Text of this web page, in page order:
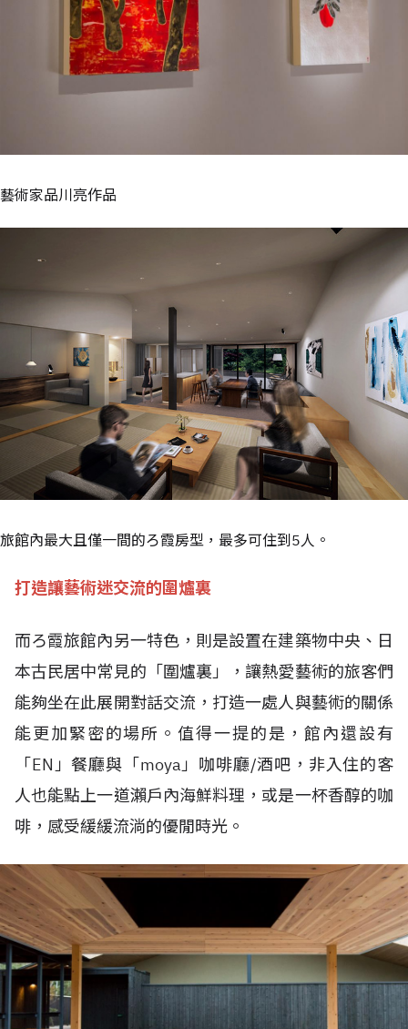
藝術家品川亮作品
旅館內最大且僅一間的ろ霞房型，最多可住到5人。
打造讓藝術迷交流的圍爐裏
而ろ霞旅館內另一特色，則是設置在建築物中央、日
本古民居中常見的「圍爐裏」，讓熱愛藝術的旅客們
能夠坐在此展開對話交流，打造一處人與藝術的關係
能更加緊密的場所。值得一提的是，館內還設有
「EN」餐廳與「moya」咖啡廳/酒吧，非入住的客
人也能點上一道瀨戶內海鮮料理，或是一杯香醇的咖
啡，感受緩緩流淌的優閒時光。